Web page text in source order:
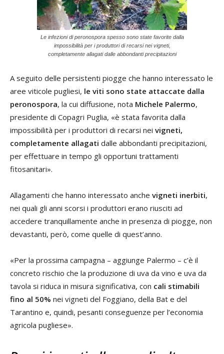
Le infezioni di peronospora spesso sono state favorite dalla
impossibilità per i produttori di recarsi nei vigneti,
completamente allagati dalle abbondanti precipitazioni
A seguito delle persistenti piogge che hanno interessato le
aree viticole pugliesi, le viti sono state attaccate dalla
peronospora, la cui diffusione, nota Michele Palermo,
presidente di Copagri Puglia, «è stata favorita dalla
impossibilità per i produttori di recarsi nei vigneti,
completamente allagati dalle abbondanti precipitazioni,
per effettuare in tempo gli opportuni trattamenti
fitosanitari».
Allagamenti che hanno interessato anche vigneti inerbiti,
nei quali gli anni scorsi i produttori erano riusciti ad
accedere tranquillamente anche in presenza di piogge, non
devastanti, però, come quelle di quest’anno.
«Per la prossima campagna – aggiunge Palermo – c’è il
concreto rischio che la produzione di uva da vino e uva da
tavola si riduca in misura significativa, con cali stimabili
fino al 50% nei vigneti del Foggiano, della Bat e del
Tarantino e, quindi, pesanti conseguenze per l’economia
agricola pugliese».